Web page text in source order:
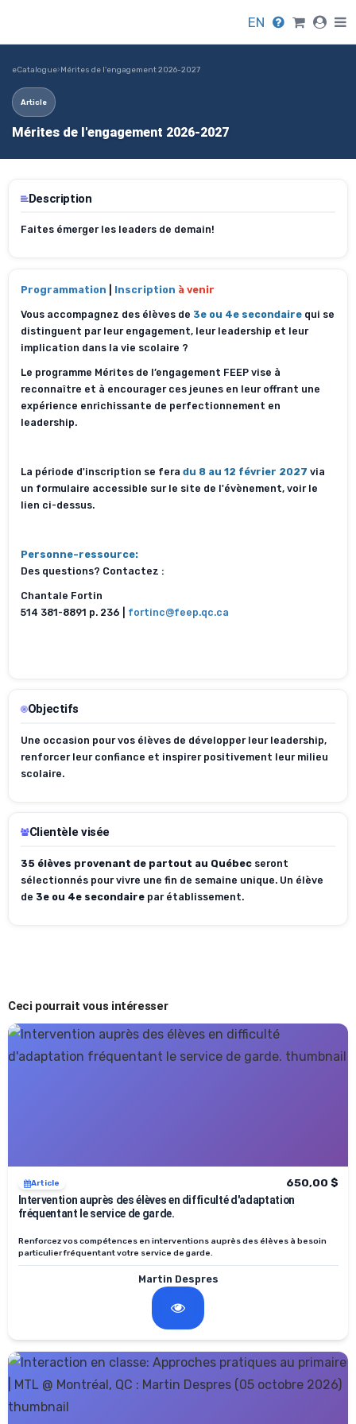
EN
eCatalogue›Mérites de l'engagement 2026-2027
Article
Mérites de l'engagement 2026-2027
Description
Faites émerger les leaders de demain!
Programmation Inscription à venir
Vous accompagnez des élèves de 3e ou 4e secondaire qui se
distinguent par leur engagement, leur leadership et leur
implication dans la vie scolaire ?
Le programme Mérites de l’engagement FEEP vise à
reconnaître et à encourager ces jeunes en leur offrant une
expérience enrichissante de perfectionnement en
leadership.
La période d'inscription se fera du 8 au 12 février 2027 via
un formulaire accessible sur le site de l'évènement, voir le
lien ci-dessus.
Personne-ressource:
Des questions? Contactez :
Chantale Fortin
514 381-8891 p. 236 | fortinc@feep.qc.ca
Objectifs
Une occasion pour vos élèves de développer leur leadership,
renforcer leur confiance et inspirer positivement leur milieu
scolaire.
Clientèle visée
35 élèves provenant de partout au Québec seront
sélectionnés pour vivre une fin de semaine unique. Un élève
de 3e ou 4e secondaire par établissement.
Ceci pourrait vous intéresser
Article
650,00 $
Intervention auprès des élèves en difficulté d'adaptation
fréquentant le service de garde.
Renforcez vos compétences en interventions auprès des élèves à besoin
particulier fréquentant votre service de garde.
Martin Despres